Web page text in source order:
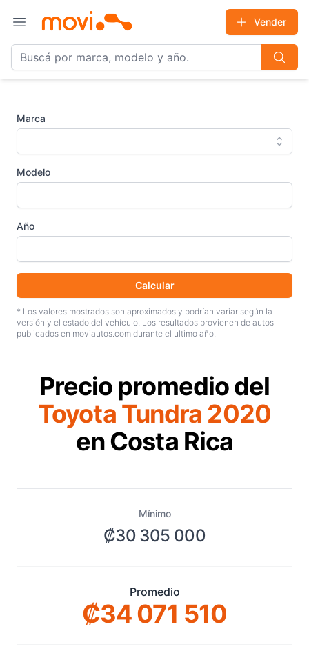
Open main menu
Vender
Marca
Modelo
Año
Calcular
* Los valores mostrados son aproximados y podrían variar según la
versión y el estado del vehículo. Los resultados provienen de autos
publicados en moviautos.com durante el ultimo año.
Precio promedio del
Toyota Tundra 2020
en Costa Rica
Mínimo
₡30 305 000
Promedio
₡34 071 510